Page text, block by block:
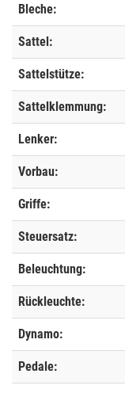
Bleche:
Sattel:
Sattelstütze:
Sattelklemmung:
Lenker:
Vorbau:
Griffe:
Steuersatz:
Beleuchtung:
Rückleuchte:
Dynamo:
Pedale: